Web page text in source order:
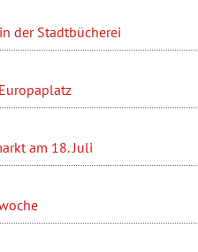
der Stadtbücherei
am 18. Juli